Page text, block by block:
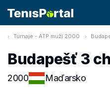
Turnaje - ATP muži 2000
Budapešť 3
2000 Maďarsko